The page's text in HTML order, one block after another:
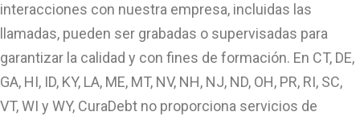
interacciones con nuestra empresa, incluidas las
llamadas, pueden ser grabadas o supervisadas para
garantizar la calidad y con fines de formación. En CT, DE,
GA, HI, ID, KY, LA, ME, MT, NV, NH, NJ, ND, OH, PR, RI, SC,
VT, WI y WY, CuraDebt no proporciona servicios de